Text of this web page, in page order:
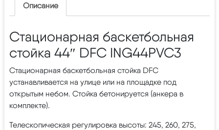
Описание
Стационарная баскетбольная
стойка 44″ DFC ING44PVC3
Стационарная баскетбольная стойка DFC
устанавливается на улице или на площадке под
открытым небом. Стойка бетонируется (анкера в
комплекте).
Телескопическая регулировка высоты: 245, 260, 275,